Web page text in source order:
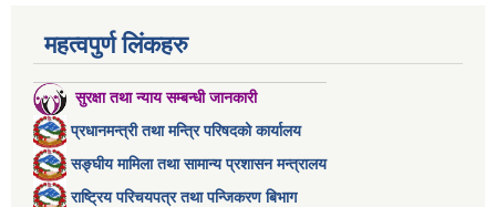
महत्वपुर्ण लिंकहरु
सुरक्षा तथा न्याय सम्बन्धी जानकारी
प्रधानमन्त्री तथा मन्त्रि परिषदको कार्यालय
सङ्घीय मामिला तथा सामान्य प्रशासन मन्त्रालय
राष्ट्रिय परिचयपत्र तथा पन्जिकरण बिभाग